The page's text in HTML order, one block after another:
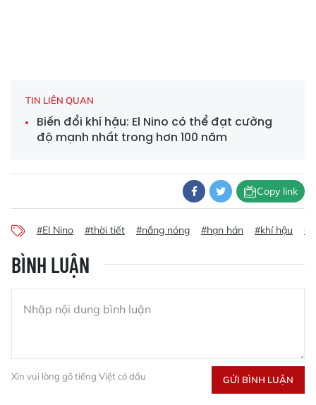
TIN LIÊN QUAN
Biến đổi khí hậu: El Nino có thể đạt cường
độ mạnh nhất trong hơn 100 năm
Copy link
#El Nino #thời tiết #nắng nóng #hạn hán #khí hậu
BÌNH LUẬN
Xin vui lòng gõ tiếng Việt có dấu GỬI BÌNH LUẬN